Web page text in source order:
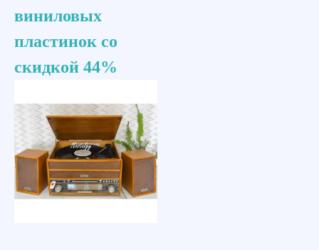
виниловых
пластинок со
скидкой 44%